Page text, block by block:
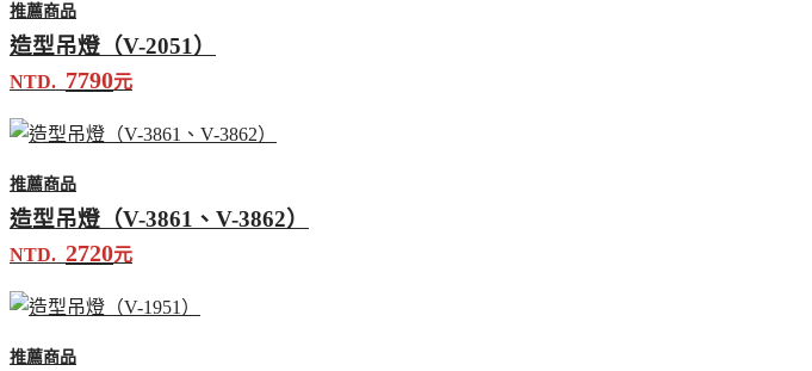
推薦商品
造型吊燈（V-2051）
NTD. 7790元
推薦商品
造型吊燈（V-3861、V-3862）
NTD. 2720元
推薦商品